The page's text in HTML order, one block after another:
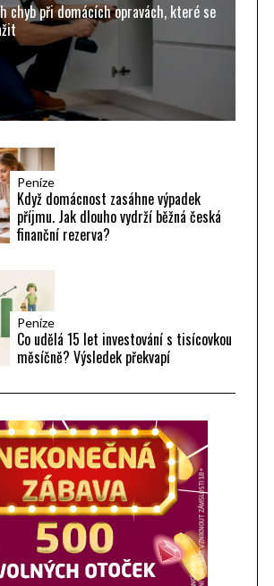
chyb při domácích opravách, které se
Peníze
Když domácnost zasáhne výpadek
příjmu. Jak dlouho vydrží běžná česká
finanční rezerva?
Peníze
Co udělá 15 let investování s tisícovkou
měsíčně? Výsledek překvapí